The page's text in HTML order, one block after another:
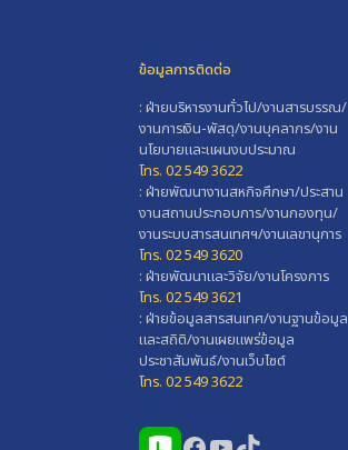
ข้อมูลการติดต่อ
: ฝ่ายบริหารงานทั่วไป/งานสารบรรณ/
งานการเงิน-พัสดุ/งานบุคลากร/งาน
นโยบายและแผนงบประมาณ
โทร. 02 549 3622
: ฝ่ายพัฒนางานสหกิจศึกษา/ประสาน
งานสถานประกอบการ/งานกองทุน/
งานระบบสารสนเทศฯ/งานเลขานุการ
โทร. 02 549 3620
: ฝ่ายพัฒนาและวิจัย/งานโครงการ
โทร. 02 549 3621
: ฝ่ายข้อมูลสารสนเทศ/งานฐานข้อมูล
และสถิติ/งานเผยแพร่ข้อมูล
ประชาสัมพันธ์/งานเว็บไซต์
โทร. 02 549 3622